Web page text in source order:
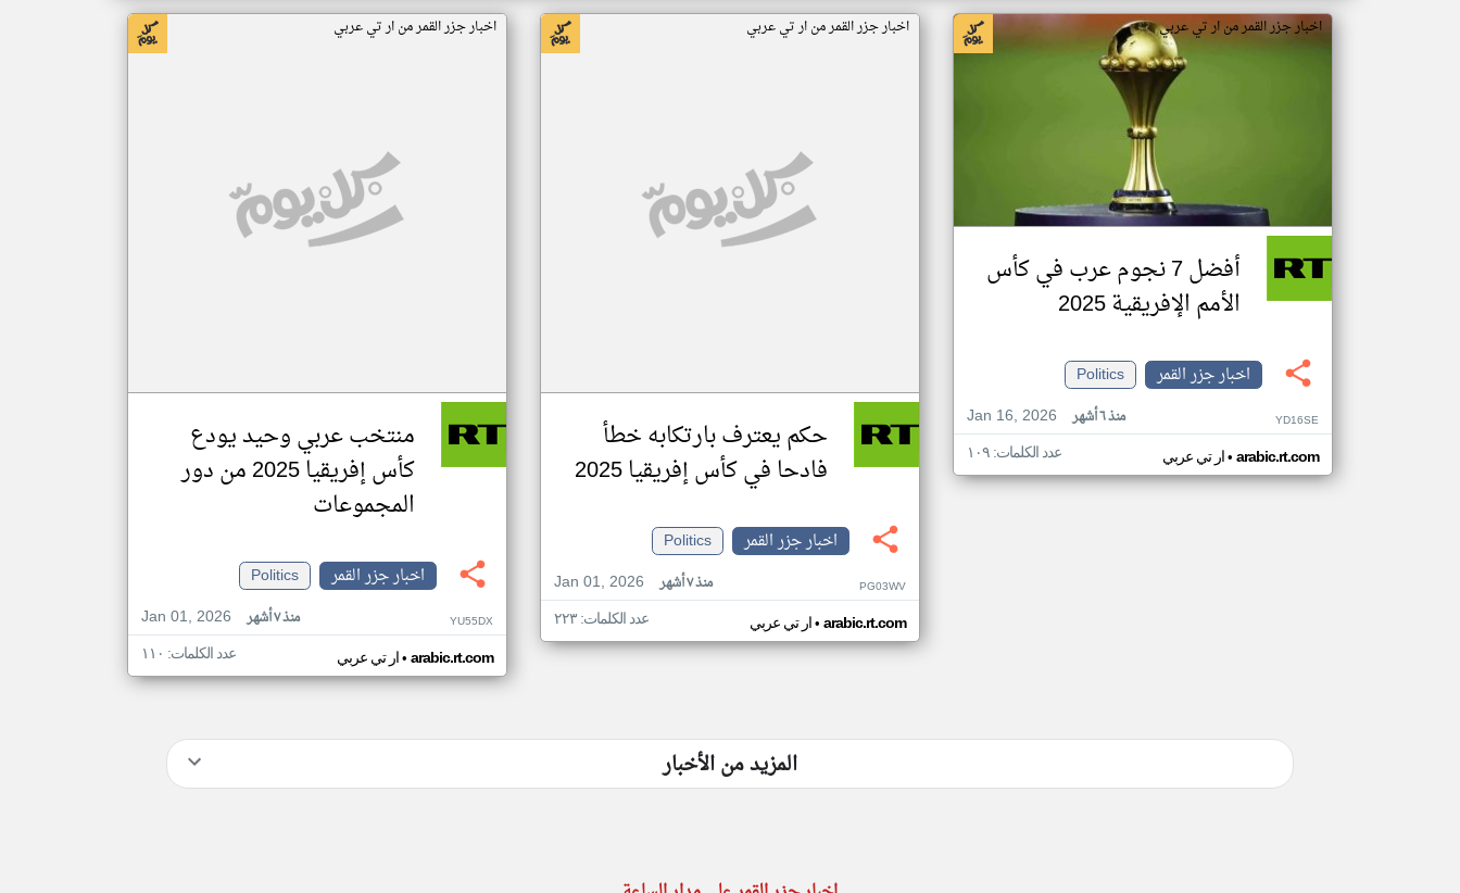
اخبار جزر القمر من ار تي عربي
أفضل 7 نجوم عرب في كأس
الأمم الإفريقية 2025
اخبار جزر القمر
Politics
Jan 16, 2026
منذ ٦ أشهر YD16SE
ار تي عربي• arabic.rt.com عدد الكلمات: ١٠٩
اخبار جزر القمر من ار تي عربي
حكم يعترف بارتكابه خطأ
فادحا في كأس إفريقيا 2025
اخبار جزر القمر
Politics
Jan 01, 2026
منذ ٧ أشهر PG03WV
ار تي عربي• arabic.rt.com عدد الكلمات: ٢٢٣
اخبار جزر القمر من ار تي عربي
منتخب عربي وحيد يودع
كأس إفريقيا 2025 من دور
المجموعات
اخبار جزر القمر
Politics
Jan 01, 2026
منذ ٧ أشهر YU55DX
ار تي عربي• arabic.rt.com عدد الكلمات: ١١٠
المزيد من الأخبار